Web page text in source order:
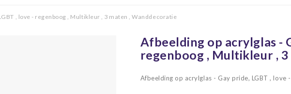
, love - regenboog , Multikleur , 3 maten , Wanddecoratie
Afbeelding op acrylglas -
regenboog , Multikleur ,
Afbeelding op acrylglas - Gay pride, LGBT ,